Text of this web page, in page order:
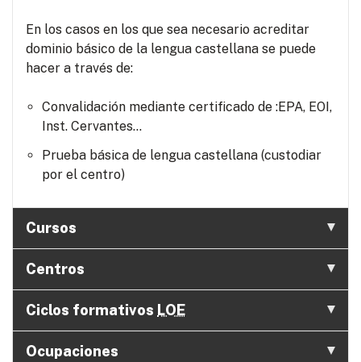
En los casos en los que sea necesario acreditar
dominio básico de la lengua castellana se puede
hacer a través de:
Convalidación mediante certificado de :EPA, EOI,
Inst. Cervantes...
Prueba básica de lengua castellana (custodiar
por el centro)
Cursos
Centros
Ciclos formativos LOE
Ocupaciones